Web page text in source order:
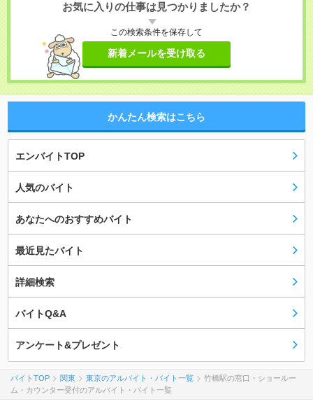
お気に入りの仕事は見つかりましたか？
この検索条件を保存して
新着メールを受け取る
かんたん検索はこちら
エンバイトTOP
人気のバイト
あなたへのおすすめバイト
最近見たバイト
詳細検索
バイトQ&A
アンケート&プレゼント
バイトTOP 関東 東京のアルバイト・バイト一覧
竹橋駅の窓口・ショールー
ム・カウンター受付のアルバイト・バイト一覧